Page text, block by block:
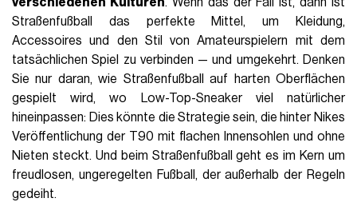
Straßenfußball das perfekte Mittel, um Kleidung,
Accessoires und den Stil von Amateurspielern mit dem
tatsächlichen Spiel zu verbinden — und umgekehrt. Denken
Sie nur daran, wie Straßenfußball auf harten Oberflächen
gespielt wird, wo Low-Top-Sneaker viel natürlicher
hineinpassen: Dies könnte die Strategie sein, die hinter Nikes
Veröffentlichung der T90 mit flachen Innensohlen und ohne
Nieten steckt. Und beim Straßenfußball geht es im Kern um
freudlosen, ungeregelten Fußball, der außerhalb der Regeln
gedeiht.